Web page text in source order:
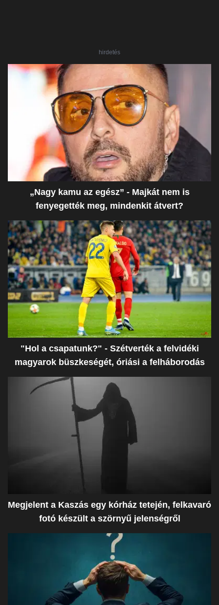
hirdetés
„Nagy kamu az egész” - Majkát nem is
fenyegették meg, mindenkit átvert?
"Hol a csapatunk?" - Szétverték a felvidéki
magyarok büszkeségét, óriási a felháborodás
Megjelent a Kaszás egy kórház tetején, felkavaró
fotó készült a szörnyű jelenségről